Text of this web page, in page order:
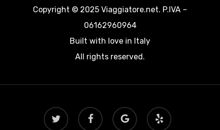
Copyright © 2025 Viaggiatore.net. P.IVA –
06162960964
Built with love in Italy
All rights reserved.
twitter facebook
google-
plus
yelp